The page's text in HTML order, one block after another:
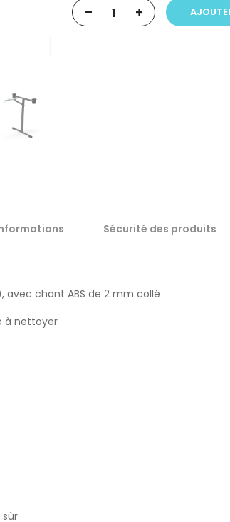
- +
avec chant ABS de 2 mm collé
à nettoyer
Sécurité des produits